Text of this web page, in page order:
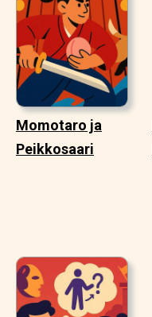
Momotaro ja
Peikkosaari